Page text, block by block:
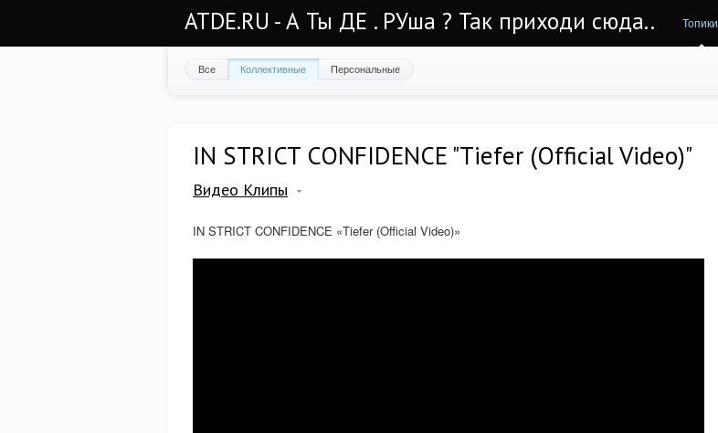
ATDE.RU - А Ты ДЕ . РУша ? Так приходи сюда.. Топики
Все Коллективные Персональные
IN STRICT CONFIDENCE "Tiefer (Official Video)"
Видео Клипы
IN STRICT CONFIDENCE «Tiefer (Official Video)»